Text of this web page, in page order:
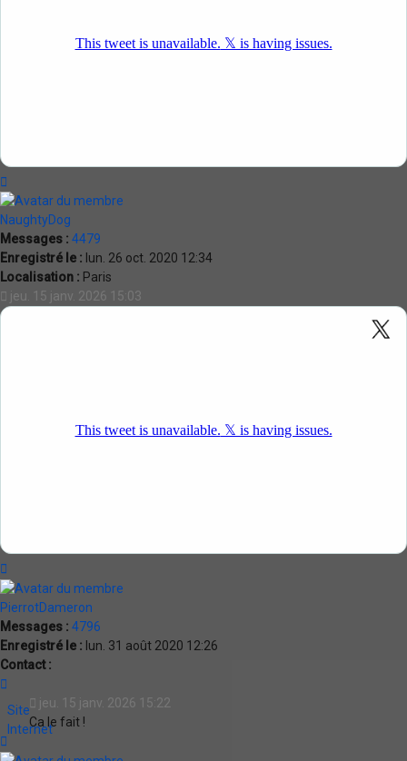
NaughtyDog
Messages : 4479
Enregistré le : lun. 26 oct. 2020 12:34
Localisation : Paris
jeu. 15 janv. 2026 15:03
PierrotDameron
Messages : 4796
Enregistré le : lun. 31 août 2020 12:26
Contact :
PierrotDameron
Site
Internet
jeu. 15 janv. 2026 15:22
Ca le fait !